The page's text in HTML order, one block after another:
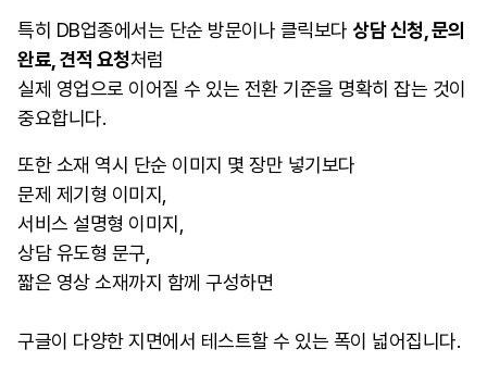
특히 DB업종에서는 단순 방문이나 클릭보다 상담 신청, 문의
완료, 견적 요청처럼
실제 영업으로 이어질 수 있는 전환 기준을 명확히 잡는 것이
중요합니다.
또한 소재 역시 단순 이미지 몇 장만 넣기보다
문제 제기형 이미지,
서비스 설명형 이미지,
상담 유도형 문구,
짧은 영상 소재까지 함께 구성하면
구글이 다양한 지면에서 테스트할 수 있는 폭이 넓어집니다.